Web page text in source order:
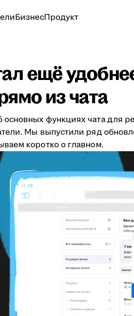
БизнесПродукт
ещё
из чата
функциях чата для
Мы выпустили ряд
коротко о главном.